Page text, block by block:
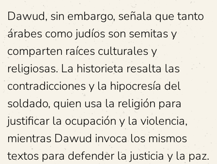
Dawud, sin embargo, señala que tanto
árabes como judíos son semitas y
comparten raíces culturales y
religiosas. La historieta resalta las
contradicciones y la hipocresía del
soldado, quien usa la religión para
justificar la ocupación y la violencia,
mientras Dawud invoca los mismos
textos para defender la justicia y la paz.